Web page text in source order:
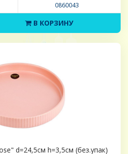
0860043
В КОРЗИНУ
d=24,5см h=3,5см (без.упак)